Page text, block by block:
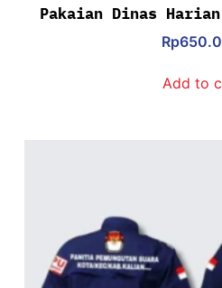
Pakaian Dinas
Rp
Add to